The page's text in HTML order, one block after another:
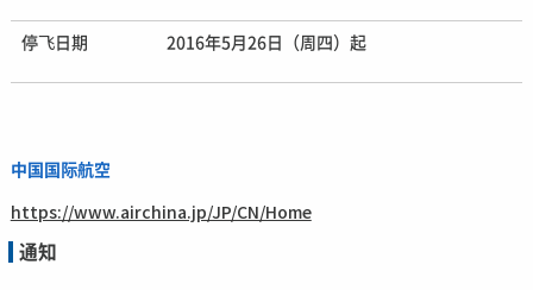
停飞日期 2016年5月26日（周四）起
中国国际航空
https://www.airchina.jp/JP/CN/Home
通知